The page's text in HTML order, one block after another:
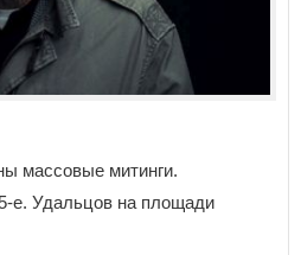
массовые митинги.
е. Удальцов на площади